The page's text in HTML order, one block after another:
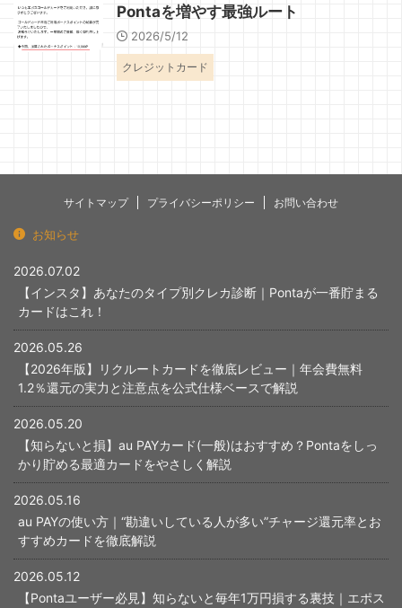
Pontaを増やす最強ルート
2026/5/12
クレジットカード
サイトマップ プライバシーポリシー お問い合わせ
お知らせ
2026.07.02
【インスタ】あなたのタイプ別クレカ診断｜Pontaが一番貯まる
カードはこれ！
2026.05.26
【2026年版】リクルートカードを徹底レビュー｜年会費無料
1.2％還元の実力と注意点を公式仕様ベースで解説
2026.05.20
【知らないと損】au PAYカード(一般)はおすすめ？Pontaをしっ
かり貯める最適カードをやさしく解説
2026.05.16
au PAYの使い方｜“勘違いしている人が多い”チャージ還元率とお
すすめカードを徹底解説
2026.05.12
【Pontaユーザー必見】知らないと毎年1万円損する裏技｜エポス